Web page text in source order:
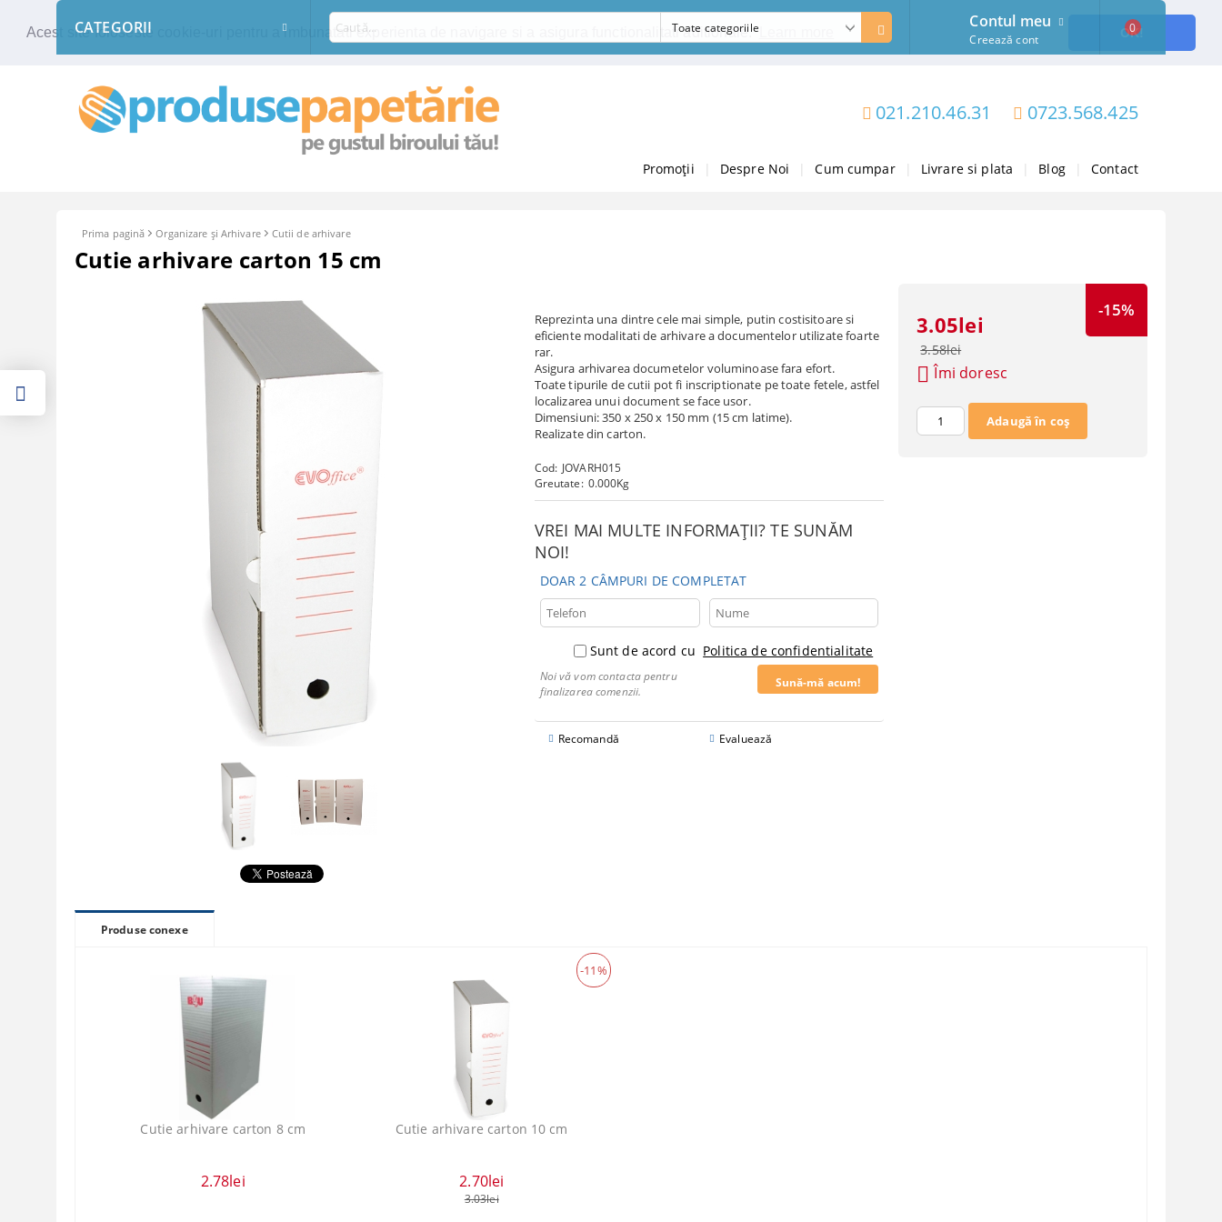
Acest site foloseste cookie-uri pentru a imbunatati experienta de navigare si a asigura functionalitati aditionale. OK!
021.210.46.31 0723.568.425
Promoții Despre Noi Cum cumpar Livrare si plata Blog Contact
CATEGORII Contul meu
Creează cont
0
Prima pagină Organizare şi Arhivare Cutii de arhivare
Cutie arhivare carton 15 cm
Reprezinta una dintre cele mai simple, putin costisitoare si
eficiente modalitati de arhivare a documentelor utilizate foarte
rar.
Asigura arhivarea documetelor voluminoase fara efort.
Toate tipurile de cutii pot fi inscriptionate pe toate fetele, astfel
localizarea unui document se face usor.
Dimensiuni: 350 x 250 x 150 mm (15 cm latime).
Realizate din carton.
Cod: JOVARH015
Greutate: 0.000Kg
VREI MAI MULTE INFORMAȚII? TE SUNĂM
NOI!
DOAR 2 CÂMPURI DE COMPLETAT
Sunt de acord cu Politica de confidentialitate
Noi vă vom contacta pentru
finalizarea comenzii.
Recomandă Evaluează
-15%
3.05lei
3.58lei
Îmi doresc
Produse conexe
Cutie arhivare carton 8 cm
2.78lei
Cutie arhivare carton 10 cm
-11%
2.70lei
3.03lei